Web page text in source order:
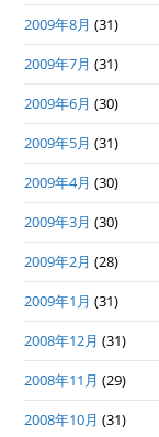
2009年8月 (31)
2009年7月 (31)
2009年6月 (30)
2009年5月 (31)
2009年4月 (30)
2009年3月 (30)
2009年2月 (28)
2009年1月 (31)
2008年12月 (31)
2008年11月 (29)
2008年10月 (31)